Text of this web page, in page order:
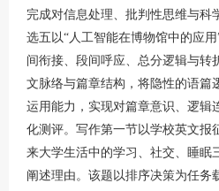
完成对信息处理、批判性思维与科
选五以“人工智能在博物馆中的应
间衔接、段间呼应、总分逻辑与转
文脉络与篇章结构，将隐性的语篇
运用能力，实现对篇章意识、逻辑
化测评。写作第一节以学校英文报
来大学生活中的学习、社交、睡眠
阐述理由。该题以排序决策为任务